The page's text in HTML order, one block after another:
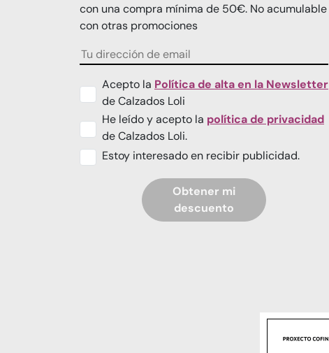
con una compra mínima de 50€. No acumulable
con otras promociones
Acepto la Política de alta en la Newsletter
de Calzados Loli
He leído y acepto la política de privacidad
de Calzados Loli.
Estoy interesado en recibir publicidad.
Obtener mi
descuento